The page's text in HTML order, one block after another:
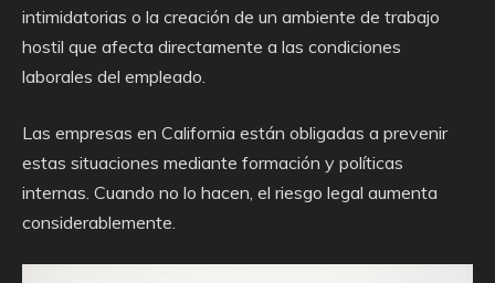
intimidatorias o la creación de un ambiente de trabajo
hostil que afecta directamente a las condiciones
laborales del empleado.
Las empresas en California están obligadas a prevenir
estas situaciones mediante formación y políticas
internas. Cuando no lo hacen, el riesgo legal aumenta
considerablemente.